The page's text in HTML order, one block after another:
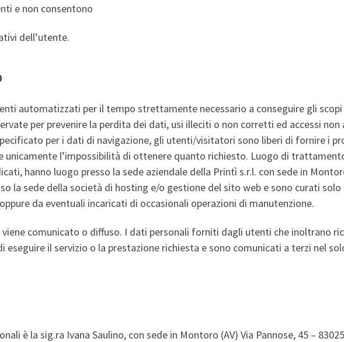
e non consentono
dell’utente.
automatizzati per il tempo strettamente necessario a conseguire gli
per prevenire la perdita dei dati, usi illeciti o non corretti ed accessi
per i dati di navigazione, gli utenti/visitatori sono liberi di fornire i
unicamente l’impossibilità di ottenere quanto richiesto. Luogo di
hanno luogo presso la sede aziendale della Printì s.r.l. con sede in
la sede della società di hosting e/o gestione del sito web e sono curati solo
da eventuali incaricati di occasionali operazioni di manutenzione.
comunicato o diffuso. I dati personali forniti dagli utenti che inoltrano
il servizio o la prestazione richiesta e sono comunicati a terzi nel
è la sig.ra Ivana Saulino, con sede in Montoro (AV) Via Pannose, 45 – 83025